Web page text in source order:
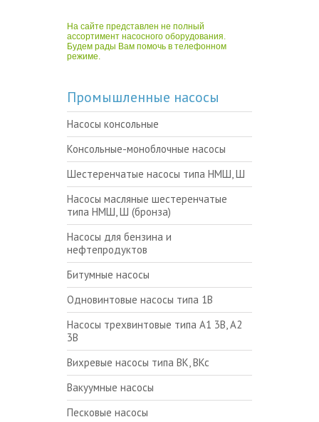
На сайте представлен не полный
ассортимент насосного оборудования.
Будем рады Вам помочь в телефонном
режиме.
Промышленные насосы
Насосы консольные
Консольные-моноблочные насосы
Шестеренчатые насосы типа НМШ, Ш
Насосы масляные шестеренчатые
типа НМШ, Ш (бронза)
Насосы для бензина и
нефтепродуктов
Битумные насосы
Одновинтовые насосы типа 1В
Насосы трехвинтовые типа А1 3В, А2
3В
Вихревые насосы типа ВК, ВКс
Вакуумные насосы
Песковые насосы